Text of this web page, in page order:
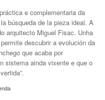
e complementaria da
búsqueda de la pieza ideal. A
arquitecto Miguel Fisac. Unha
descubrir a evolución da
que acaba por
sistema ainda vixente e que o